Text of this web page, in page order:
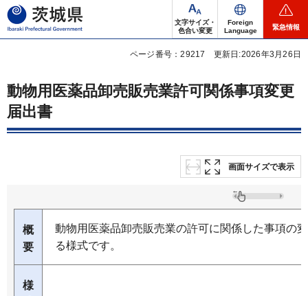
茨城県
文字サイズ・
色合い変更
Foreign
Language
緊急情報
ページ番号：29217 更新日:2026年3月26日
動物用医薬品卸売販売業許可関係事項変更
届出書
画面サイズで表示
概
要
動物用医薬品卸売販売業の許可に関係した事項の
る様式です。
様